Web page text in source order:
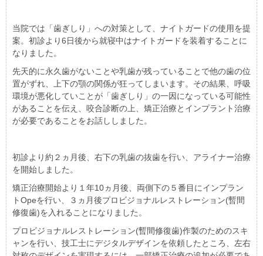
当院では「歯ぎしり」への対策として、ナイトガードの使用を提
案。初診より6日後から就寝中はナイトガードを装着することに
なりました。
先天的に永久歯がないことや乳歯が残っていることで他の歯の位
置がずれ、上下の顎の関係が狂ってしまいます。その結果、呼吸
環境が悪化していことが「歯ぎしり」の一因になっている可能性
があることを伝え、咬合診断の上、矯正治療とインプラント治療
が必要であることをお話ししました。
初診より約２ヵ月後、右下の乳歯の抜歯を行い、アライナー治療
を開始しました。
矯正治療開始より１年10ヵ月後、両側下の５番目にインプラン
トOpeを行い、３ヵ月後プロビジョナルレストレーション(暫間
修復歯)を入れることになりました。
プロビジョナルレストレーション(暫間修復歯)作製のためのスキ
ャンを行い、技工士にデジタルデザインを依頼したところ、左右